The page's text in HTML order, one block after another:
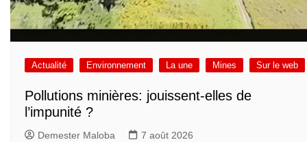
Actualité Environnement La une Mines Sur le web
Pollutions minières: jouissent-elles de
l’impunité ?
Demester Maloba 7 août 2026